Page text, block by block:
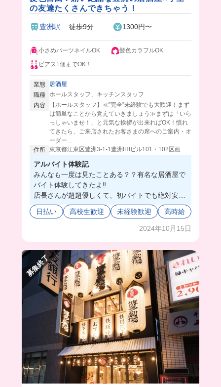
の友達たくさんできちゃう！
豊洲駅 徒歩9分 1300円〜
小さめパーツネイルOK
髪色カラフルOK
ピアス1個までOK！
業態
居酒屋
職種
ホールスタッフ、キッチンスタッフ
内容
【ホールスタッフ】≪”完全”未経験でも大歓迎！まず
は簡単なことから覚えていきましょう≫まずは「いら
っしゃいませ！」と元気な挨拶が出来ればOK！慣れ
てきたら、ご来店されたお客さまの席へのご案内・オ
ーダー...
住所 東京都江東区豊洲3-1-1豊洲IHIビル101・102区画
アルバイト体験記
みんなも一度は見たことある？？有名な居酒屋で
バイト体験してきたよ‼️
店長さんが超超優しくて、初バイトでも絶対安心
🥹🫶バイトは学生さんも多いみたいだから同年代
の友達が欲しい人にもおすすめだよ♡
ネイルも髪色も自由度高いからおしゃれに働ける
い、、❕✌️
日払い 高校生歓迎 未経験歓迎 高時給
2024年10月15日
募集終了